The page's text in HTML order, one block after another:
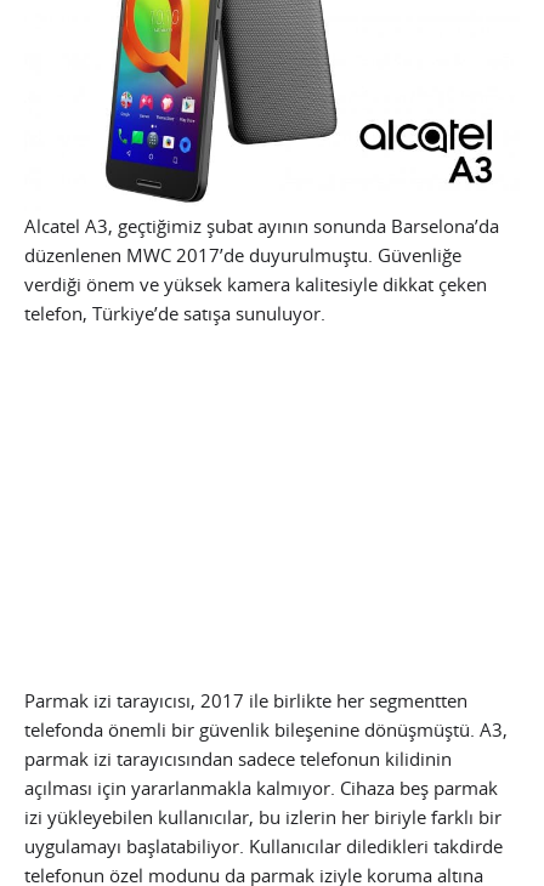
Alcatel A3, geçtiğimiz şubat ayının sonunda Barselona’da
düzenlenen MWC 2017’de duyurulmuştu. Güvenliğe
verdiği önem ve yüksek kamera kalitesiyle dikkat çeken
telefon, Türkiye’de satışa sunuluyor.
Parmak izi tarayıcısı, 2017 ile birlikte her segmentten
telefonda önemli bir güvenlik bileşenine dönüşmüştü. A3,
parmak izi tarayıcısından sadece telefonun kilidinin
açılması için yararlanmakla kalmıyor. Cihaza beş parmak
izi yükleyebilen kullanıcılar, bu izlerin her biriyle farklı bir
uygulamayı başlatabiliyor. Kullanıcılar diledikleri takdirde
telefonun özel modunu da parmak iziyle koruma altına